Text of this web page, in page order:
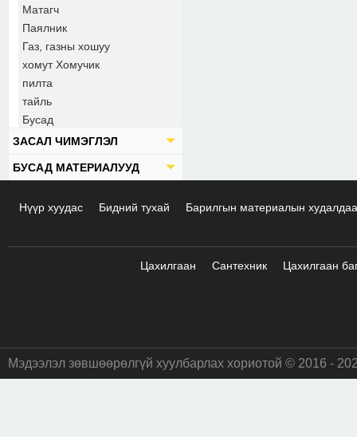
Матагч
Паялник
Газ, газны хошуу
хомут Хомучик
пилта
тайль
Бусад
ЗАСАЛ ЧИМЭГЛЭЛ
БУСАД МАТЕРИАЛУУД
Нүүр хуудас Бидний тухай Барилгын материалын
Цахилгаан Сантехник Цахилгаан
Мэдээлэл зөвшөөрөлгүй хуулбарлах хориотой © 2016 -